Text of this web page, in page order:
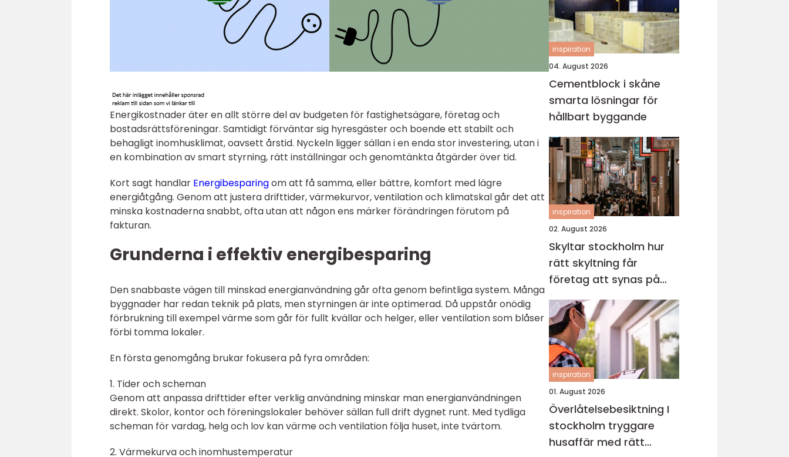
Energikostnader äter en allt större del av budgeten för fastighetsägare, företag och
bostadsrättsföreningar. Samtidigt förväntar sig hyresgäster och boende ett stabilt och
behagligt inomhusklimat, oavsett årstid. Nyckeln ligger sällan i en enda stor investering, utan i
en kombination av smart styrning, rätt inställningar och genomtänkta åtgärder över tid.
Kort sagt handlar Energibesparingom att få samma, eller bättre, komfort med lägre
energiåtgång. Genom att justera drifttider, värmekurvor, ventilation och klimatskal går det att
minska kostnaderna snabbt, ofta utan att någon ens märker förändringen förutom på
fakturan.
Grunderna i effektiv energibesparing
Den snabbaste vägen till minskad energianvändning går ofta genom befintliga system. Många
byggnader har redan teknik på plats, men styrningen är inte optimerad. Då uppstår onödig
förbrukning till exempel värme som går för fullt kvällar och helger, eller ventilation som blåser
förbi tomma lokaler.
En första genomgång brukar fokusera på fyra områden:
1. Tider och scheman
Genom att anpassa drifttider efter verklig användning minskar man energianvändningen
direkt. Skolor, kontor och föreningslokaler behöver sällan full drift dygnet runt. Med tydliga
scheman för vardag, helg och lov kan värme och ventilation följa huset, inte tvärtom.
2. Värmekurva och inomhustemperatur
inspiration
04. August 2026
Cementblock i skåne
smarta lösningar för
hållbart byggande
inspiration
02. August 2026
Skyltar stockholm hur
rätt skyltning får
företag att synas på
riktigt
inspiration
01. August 2026
Överlåtelsebesiktning I
stockholm tryggare
husaffär med rätt